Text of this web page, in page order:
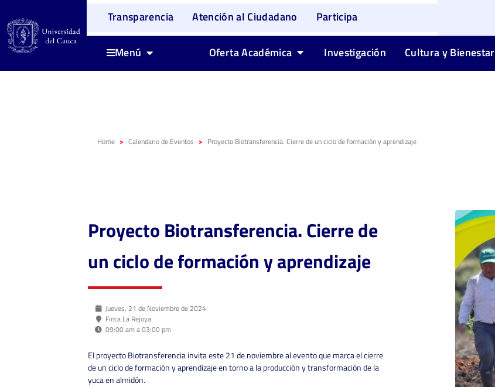
Transparencia Atención al Ciudadano Participa
Menú Oferta Académica Investigación Cultura y Bienestar
Home Calendario de Eventos Proyecto Biotransferencia. Cierre de un ciclo de formación y aprendizaje
Proyecto Biotransferencia. Cierre de
un ciclo de formación y aprendizaje
Jueves, 21 de Noviembre de 2024
Finca La Rejoya
09:00 am a 03:00 pm
El proyecto Biotransferencia invita este 21 de noviembre al evento que marca el cierre
de un ciclo de formación y aprendizaje en torno a la producción y transformación de la
yuca en almidón.